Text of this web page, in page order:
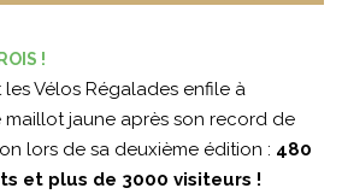
!
Vélos Régalades enfile à
maillot jaune après son record de
lors de sa deuxième édition : 480
et plus de 3000 visiteurs !